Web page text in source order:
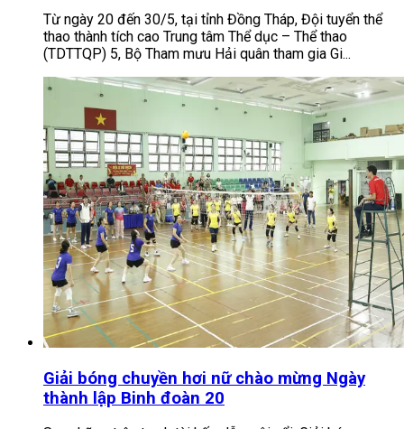
Từ ngày 20 đến 30/5, tại tỉnh Đồng Tháp, Đội tuyển thể
thao thành tích cao Trung tâm Thể dục – Thể thao
(TDTTQP) 5, Bộ Tham mưu Hải quân tham gia Gi...
Giải bóng chuyền hơi nữ chào mừng Ngày
thành lập Binh đoàn 20